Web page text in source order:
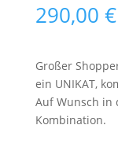
290,00 €
Großer
ein UNIKAT,
Auf Wunsch in
Kombination.